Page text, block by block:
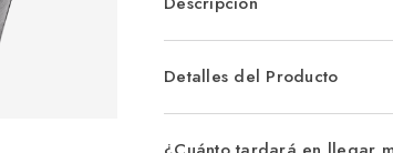
Detalles del Producto